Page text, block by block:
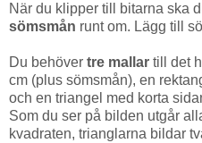
När du klipper till bitarna ska
sömsmån runt om. Lägg till
Du behöver tre mallar till det
cm (plus sömsmån), en
och en triangel med korta
Som du ser på bilden utgår
kvadraten, trianglarna bildar